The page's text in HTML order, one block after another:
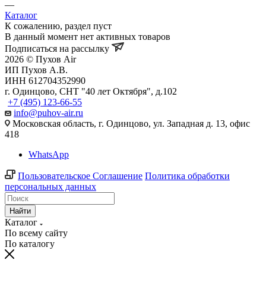
—
Каталог
К сожалению, раздел пуст
В данный момент нет активных товаров
Подписаться на рассылку
2026 © Пухов Air
ИП Пухов А.В.
ИНН 612704352990
г. Одинцово, СНТ "40 лет Октября", д.102
+7 (495) 123-66-55
info@puhov-air.ru
Московская область, г. Одинцово, ул. Западная д. 13, офис
418
WhatsApp
Пользовательское Соглашение Политика обработки
персональных данных
Найти
Каталог
По всему сайту
По каталогу